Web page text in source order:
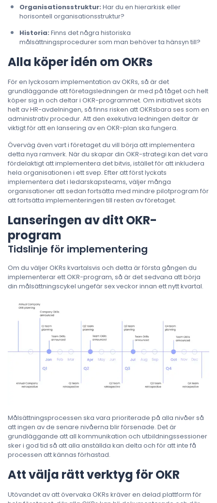
Organisationsstruktur: Har du en hierarkisk eller
horisontell organisationsstruktur?
Historia: Finns det några historiska
målsättningsprocedurer som man behöver ta hänsyn till?
Alla köper idén om OKRs
För en lyckosam implementation av OKRs, så är det
grundläggande att företagsledningen är med på tåget och helt
köper sig in och deltar i OKR-programmet. Om initiativet sköts
helt av HR-avdelningen, så finns risken att OKRsbara ses som en
administrativ procedur. Att den exekutiva ledningen deltar är
viktigt för att en lansering av en OKR-plan ska fungera.
Överväg även vart i företaget du vill börja att implementera
detta nya ramverk. När du skapar din OKR-strategi kan det vara
fördelaktigt att implementera det bitvis, istället för att inkludera
hela organisationen i ett svep. Efter att först lyckats
implementera det i ledarskapsteams, väljer många
organisationer att sedan fortsätta med mindre pilotprogram för
att fortsätta implementeringen till resten av företaget.
Lanseringen av ditt OKR-
program
Tidslinje för implementering
Om du väljer OKRs kvartalsvis och detta är första gången du
implementerar ett OKR-program, så är det sedvana att börja
din målsättningscykel ungefär sex veckor innan ett nytt kvartal.
Målsättningsprocessen ska vara prioriterade på alla nivåer så
att ingen av de senare nivåerna blir försenade. Det är
grundläggande att all kommunikation och utbildningssessioner
sker i god tid så att alla anställda kan delta och för att inte få
processen att kännas förhastad.
Att välja rätt verktyg för OKR
Utövandet av att övervaka OKRs kräver en delad plattform för